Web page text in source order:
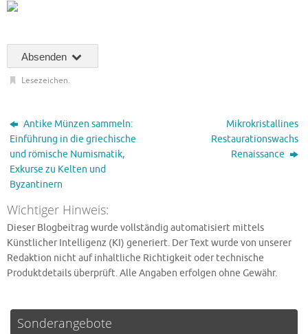
Absenden
Lesezeichen.
Antike Münzen sammeln:
Einführung in die griechische
und römische Numismatik,
Exkurse zu Kelten und
Byzantinern
Mikrokristallines
Restaurationswachs
Renaissance
Wichtiger Hinweis:
Dieser Blogbeitrag wurde vollständig automatisiert mittels
Künstlicher Intelligenz (KI) generiert. Der Text wurde von unserer
Redaktion nicht auf inhaltliche Richtigkeit oder technische
Produktdetails überprüft. Alle Angaben erfolgen ohne Gewähr.
Sonderangebote